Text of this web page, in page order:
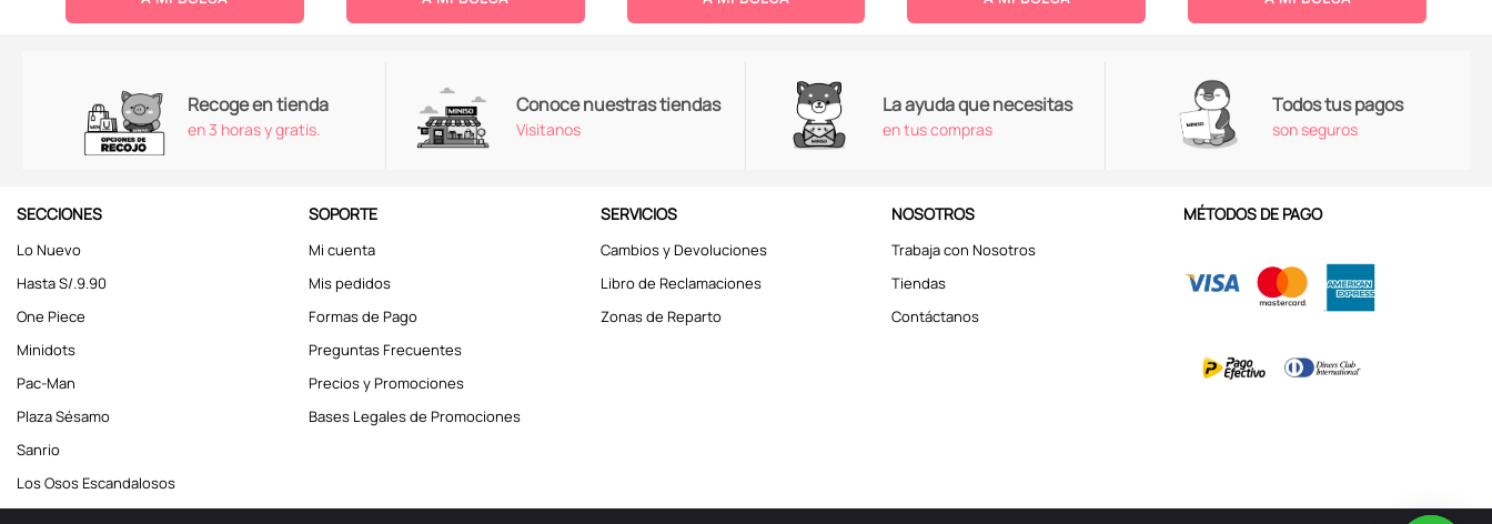
Recoge en tienda
en 3 horas y gratis.
Conoce nuestras tiendas
Visitanos
La ayuda que necesitas
en tus compras
Todos tus pagos
son seguros
SECCIONES
Lo Nuevo
Hasta S/.9.90
One Piece
Minidots
Pac-Man
Plaza Sésamo
Sanrio
Los Osos Escandalosos
SOPORTE
Mi cuenta
Mis pedidos
Formas de Pago
Preguntas Frecuentes
Precios y Promociones
Bases Legales de Promociones
SERVICIOS
Cambios y Devoluciones
Libro de Reclamaciones
Zonas de Reparto
NOSOTROS
Trabaja con Nosotros
Tiendas
Contáctanos
MÉTODOS DE PAGO